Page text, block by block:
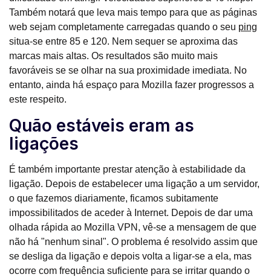
Também notará que leva mais tempo para que as páginas
web sejam completamente carregadas quando o seu ping
situa-se entre 85 e 120. Nem sequer se aproxima das
marcas mais altas. Os resultados são muito mais
favoráveis se se olhar na sua proximidade imediata. No
entanto, ainda há espaço para Mozilla fazer progressos a
este respeito.
Quão estáveis eram as
ligações
É também importante prestar atenção à estabilidade da
ligação. Depois de estabelecer uma ligação a um servidor,
o que fazemos diariamente, ficamos subitamente
impossibilitados de aceder à Internet. Depois de dar uma
olhada rápida ao Mozilla VPN, vê-se a mensagem de que
não há "nenhum sinal". O problema é resolvido assim que
se desliga da ligação e depois volta a ligar-se a ela, mas
ocorre com frequência suficiente para se irritar quando o